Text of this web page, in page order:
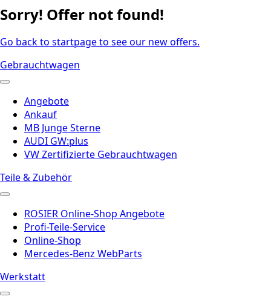
Sorry! Offer not found!
Go back to startpage to see our new offers.
Gebrauchtwagen
Angebote
Ankauf
MB Junge Sterne
AUDI GW:plus
VW Zertifizierte Gebrauchtwagen
Teile & Zubehör
ROSIER Online-Shop Angebote
Profi-Teile-Service
Online-Shop
Mercedes-Benz WebParts
Werkstatt